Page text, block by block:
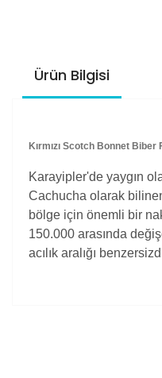
Ürün Bilgisi
Kırmızı Scotch Bonnet Biber
Karayipler'de yaygın
Cachucha olarak
bölge için önemli bir
150.000 arasında
acılık aralığı